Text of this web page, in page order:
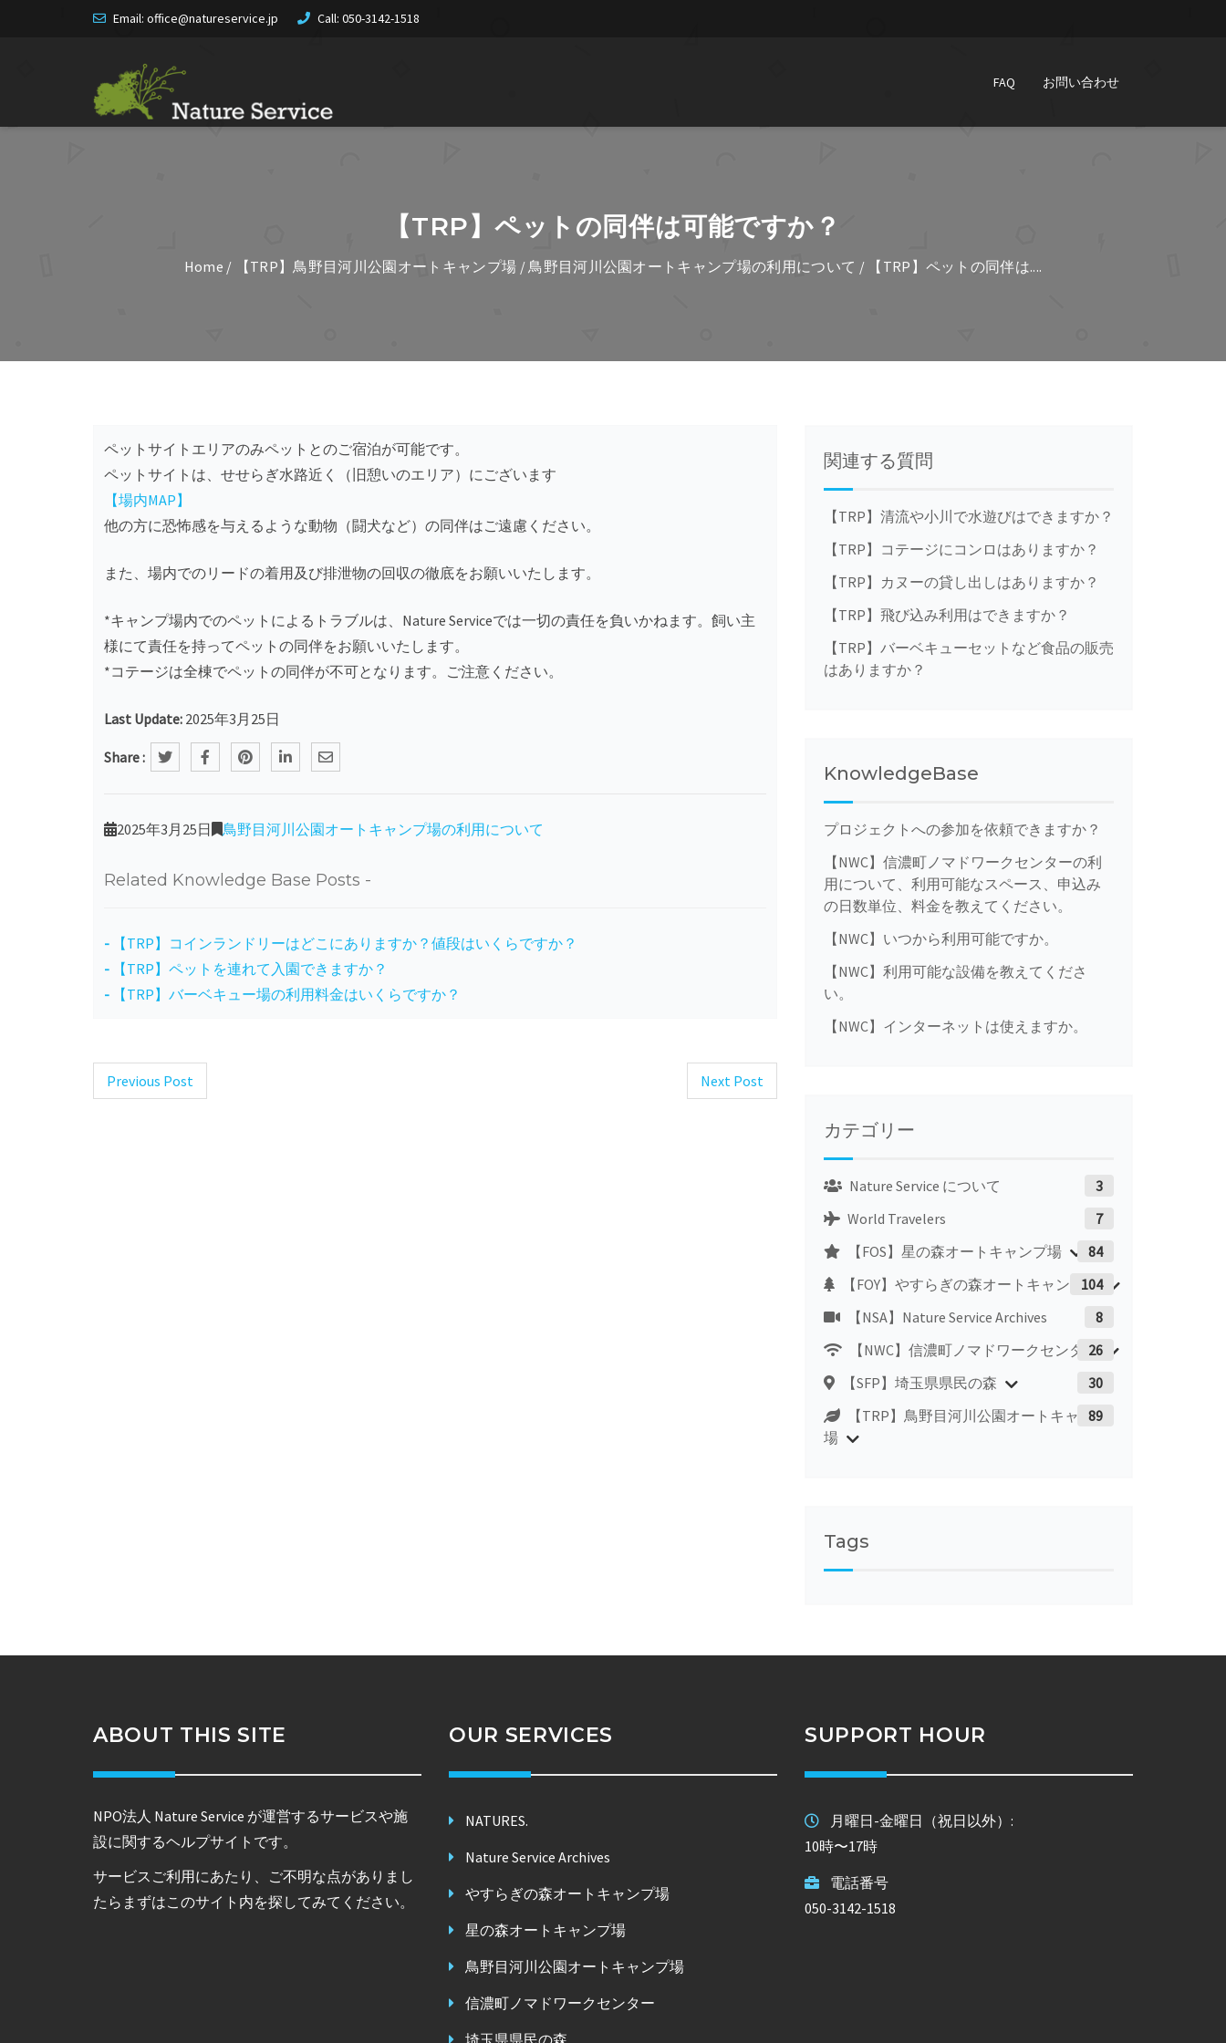
Email: office@natureservice.jp Call: 050-3142-1518
FAQ お問い合わせ
【TRP】ペットの同伴は可能ですか？
Home / 【TRP】鳥野目河川公園オートキャンプ場 /鳥野目河川公園オートキャンプ場の利用について / 【TRP】ペットの同伴は....
ペットサイトエリアのみペットとのご宿泊が可能です。
ペットサイトは、せせらぎ水路近く（旧憩いのエリア）にございます
【場内MAP】
他の方に恐怖感を与えるような動物（闘犬など）の同伴はご遠慮ください。
また、場内でのリードの着用及び排泄物の回収の徹底をお願いいたします。
*キャンプ場内でのペットによるトラブルは、Nature Serviceでは一切の責任を負いかねます。飼い主
様にて責任を持ってペットの同伴をお願いいたします。
*コテージは全棟でペットの同伴が不可となります。ご注意ください。
Last Update: 2025年3月25日
Share :
2025年3月25日 鳥野目河川公園オートキャンプ場の利用について
Related Knowledge Base Posts -
【TRP】コインランドリーはどこにありますか？値段はいくらですか？
【TRP】ペットを連れて入園できますか？
【TRP】バーベキュー場の利用料金はいくらですか？
Post
Previous Post Next Post
関連する質問
【TRP】清流や小川で水遊びはできますか？
【TRP】コテージにコンロはありますか？
【TRP】カヌーの貸し出しはありますか？
【TRP】飛び込み利用はできますか？
【TRP】バーベキューセットなど食品の販売
はありますか？
KnowledgeBase
プロジェクトへの参加を依頼できますか？
【NWC】信濃町ノマドワークセンターの利
用について、利用可能なスペース、申込み
の日数単位、料金を教えてください。
【NWC】いつから利用可能ですか。
【NWC】利用可能な設備を教えてくださ
い。
【NWC】インターネットは使えますか。
カテゴリー
Nature Service について
3
World Travelers
7
【FOS】星の森オートキャンプ場
84
【FOY】やすらぎの森オートキャンプ場
104
【NSA】Nature Service Archives
8
【NWC】信濃町ノマドワークセンター
26
【SFP】埼玉県県民の森
30
【TRP】鳥野目河川公園オートキャンプ
場
89
Tags
ABOUT THIS SITE
NPO法人 Nature Service が運営するサービスや施
設に関するヘルプサイトです。
サービスご利用にあたり、ご不明な点がありまし
たらまずはこのサイト内を探してみてください。
OUR SERVICES
NATURES.
Nature Service Archives
やすらぎの森オートキャンプ場
星の森オートキャンプ場
鳥野目河川公園オートキャンプ場
信濃町ノマドワークセンター
埼玉県県民の森
SUPPORT HOUR
月曜日-金曜日（祝日以外）:
10時〜17時
電話番号
050-3142-1518